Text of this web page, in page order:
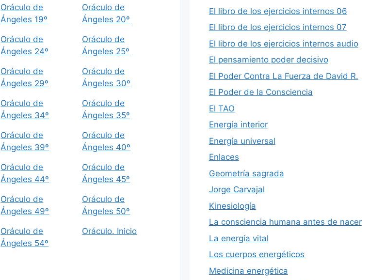
Oráculo de
Ángeles 19º
Oráculo de
Ángeles 20º
Oráculo de
Ángeles 24º
Oráculo de
Ángeles 25º
Oráculo de
Ángeles 29º
Oráculo de
Ángeles 30º
Oráculo de
Ángeles 34º
Oráculo de
Ángeles 35º
Oráculo de
Ángeles 39º
Oráculo de
Ángeles 40º
Oráculo de
Ángeles 44º
Oráculo de
Ángeles 45º
Oráculo de
Ángeles 49º
Oráculo de
Ángeles 50º
Oráculo de
Ángeles 54º
Oráculo. Inicio
El libro de los ejercicios internos 06
El libro de los ejercicios internos 07
El libro de los ejercicios internos audio
El pensamiento poder decisivo
El Poder Contra La Fuerza de David R.
El Poder de la Consciencia
El TAO
Energía interior
Energía universal
Enlaces
Geometría sagrada
Jorge Carvajal
Kinesiología
La consciencia humana antes de nacer
La energía vital
Los cuerpos energéticos
Medicina energética